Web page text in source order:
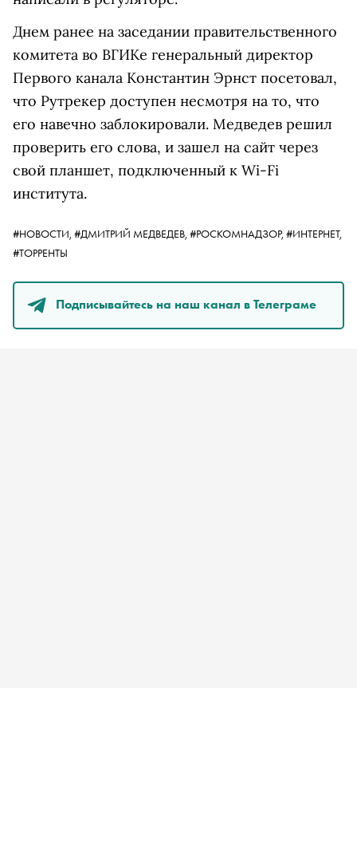
Днем ранее на заседании правительственного
комитета во ВГИКе генеральный директор
Первого канала Константин Эрнст посетовал,
что Рутрекер доступен несмотря на то, что
его навечно заблокировали. Медведев решил
проверить его слова, и зашел на сайт через
свой планшет, подключенный к Wi-Fi
института.
#НОВОСТИ, #ДМИТРИЙ МЕДВЕДЕВ, #РОСКОМНАДЗОР, #ИНТЕРНЕТ,
#ТОРРЕНТЫ
Подписывайтесь на наш канал в Телеграме